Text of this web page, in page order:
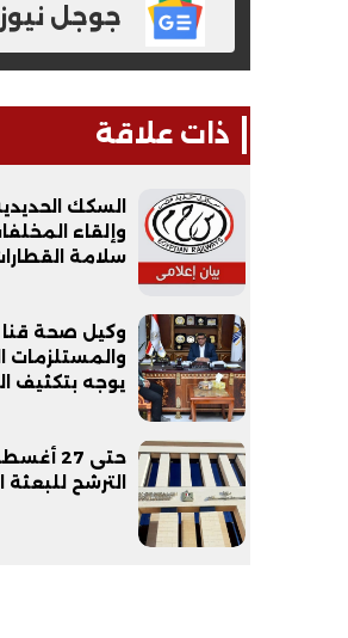
جوجل نيوز
ذات علاقة
السكك
وإلقاء
سلامة
وكيل صحة قنا
والمستلزمات
يوجه بتكثيف
حتى 27
الترشح للبعثة